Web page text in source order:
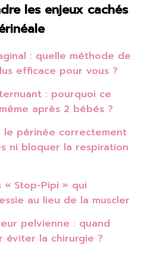
les enjeux cachés
: quelle méthode de
efficace pour vous ?
: pourquoi ce
après 2 bébés ?
le périnée correctement
ni bloquer la respiration
« Stop-Pipi » qui
au lieu de la muscler
pelvienne : quand
éviter la chirurgie ?